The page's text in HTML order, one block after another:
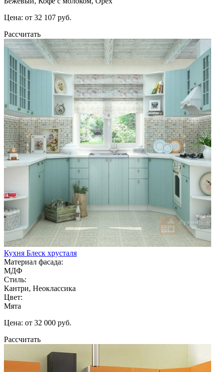
Цена: от 32 107 руб.
Рассчитать
Кухня Блеск хрусталя
Материал фасада:
МДФ
Стиль:
Кантри, Неоклассика
Цвет:
Мята
Цена: от 32 000 руб.
Рассчитать